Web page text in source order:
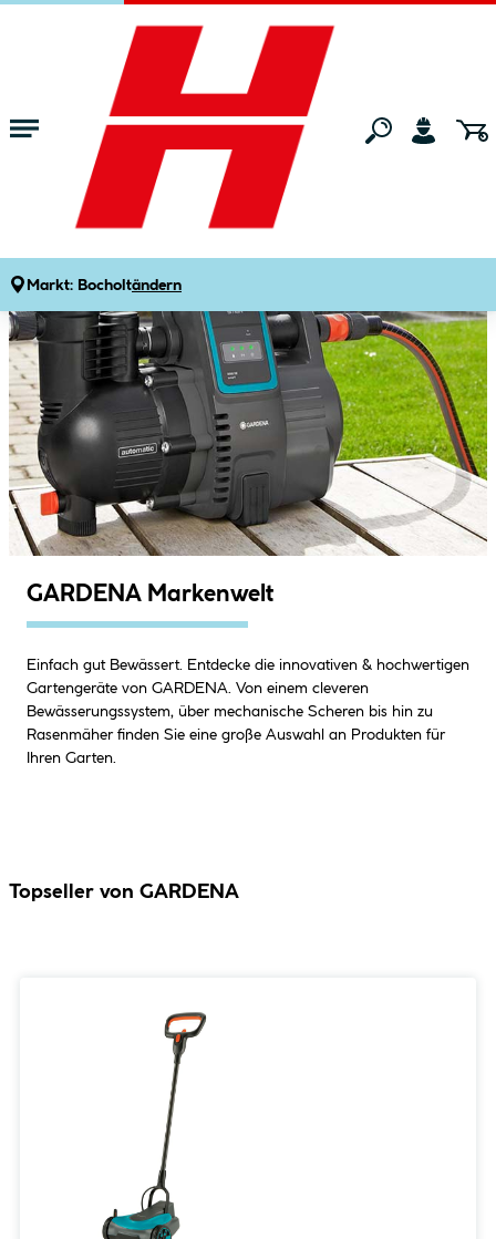
Zum Hauptinhalt springen
Markt: Bocholtändern
Marken Gardena
GARDENA Markenwelt
Einfach gut Bewässert. Entdecke die innovativen & hochwertigen
Gartengeräte von GARDENA. Von einem cleveren
Bewässerungssystem, über mechanische Scheren bis hin zu
Rasenmäher finden Sie eine große Auswahl an Produkten für
Ihren Garten.
Topseller von GARDENA